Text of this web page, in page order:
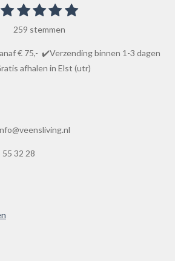
1
e
r
2
s
t
e
r
3
s
t
e
r
4
s
t
e
r
5
s
t
e
r
S
m
e
n
259 stemmen
€ 75,- ✔️Verzending binnen 1-3 dagen
afhalen in Elst (utr)
32 28